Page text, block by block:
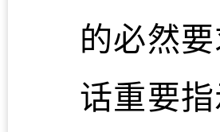
的必然
话重要